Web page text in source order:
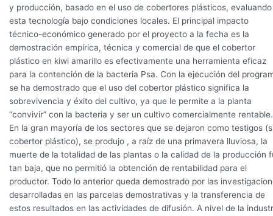
y producción, basado en el uso de cobertores plásticos, evaluando
esta tecnología bajo condiciones locales. El principal impacto
técnico-económico generado por el proyecto a la fecha es la
demostración empírica, técnica y comercial de que el cobertor
plástico en kiwi amarillo es efectivamente una herramienta eficaz
para la contención de la bacteria Psa. Con la ejecución del
se ha demostrado que el uso del cobertor plástico significa la
sobrevivencia y éxito del cultivo, ya que le permite a la planta
“convivir” con la bacteria y ser un cultivo comercialmente rentable.
En la gran mayoría de los sectores que se dejaron como testigos
cobertor plástico), se produjo , a raíz de una primavera lluviosa, la
muerte de la totalidad de las plantas o la calidad de la producción
tan baja, que no permitió la obtención de rentabilidad para el
productor. Todo lo anterior queda demostrado por las
desarrolladas en las parcelas demostrativas y la transferencia de
estos resultados en las actividades de difusión. A nivel de la